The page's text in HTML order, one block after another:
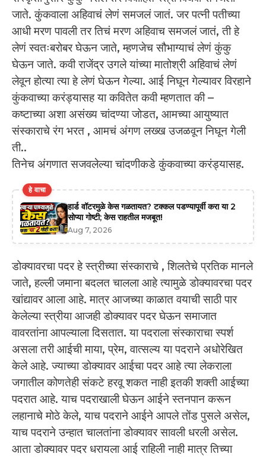
जाते. कुंकवाला अहिवाचं लेणं समजलं जातं. जर पत्नी पतीच्या
आधी मरण पावली तर तिचं मरण अहिवाच समजलं जातं, ती हे
लेणं स्वतःबरोबर घेऊन जाते, म्हणजेच सौभाग्याचं लेणं कुंकु
घेऊन जाते. कवी राजेंद्र उगले यांच्या मातोश्री अहिवाचं लेणं
लेवून होत्या त्या हे लेणं घेऊन गेल्या. आई निघून गेल्यावर विरहाने
कुंकवाच्या करंड्यासह या कवितेत कवी म्हणतात की –
कष्टाच्या अशा असंख्य चांदण्या जोडत, आमच्या आयुष्यात
संस्काराचे रंग भरत , आमचं अंगण लख्ख उजळवून निघून गेली
ती..
तिनेच अंगणात सजवलेल्या चांदणीकडे कुंकवाच्या करंड्यासह.
हे वाचा
हार्ड वॉटरमुळे केस गळतायत? टक्कल पडण्यापूर्वी करा या 2
सोप्या गोष्टी; केस राहतील मजबूत!
Aug 7, 2026
डोक्यावरचा पदर हे स्त्रीच्या संस्काराचे , शिलतेचे प्रतिक मानले
जाते, हल्ली जमाना बदलत चालला आहे त्यामुळे डोक्यावरचा पदर
खांद्यावर आला आहे. मात्र आजच्या काळात वयाची साठी पार
केलेल्या स्त्रीया आजही डोक्यावर पदर घेऊन समाजात
वावरतांना आपल्याला दिसतात. या पदराला संस्काराचा स्पर्श
असला तरी आईची माया, प्रेम, वात्सल्य या पदराने अधोरेखित
केले आहे. ज्याच्या डोक्यावर आईचा पदर आहे त्या लेकराला
जगातील कोणतेही संकटे हरवू शकत नाही इतकी शक्ती आईच्या
पदरात आहे. याच पदराखाली घेऊन आईने स्तनपान करून
लहानाचे मोठे केले, याच पदराने आईने आपले तोंड पुसले असेल,
याच पदराने उन्हात चालतांना डोक्यावर सावली धरली असेल.
आता डोक्यावर पदर धरायला आई राहिली नाही मात्र तिच्या